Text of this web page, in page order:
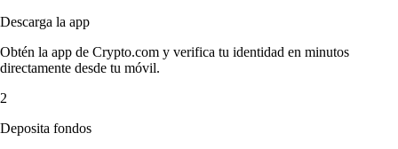
Descarga la app
Obtén la app de Crypto.com y verifica tu identidad en minutos
directamente desde tu móvil.
2
Deposita fondos